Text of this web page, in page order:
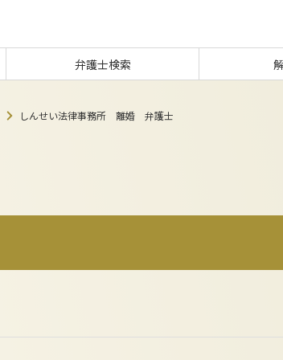
弁護士検索
しんせい法律事務所 離婚 弁護士